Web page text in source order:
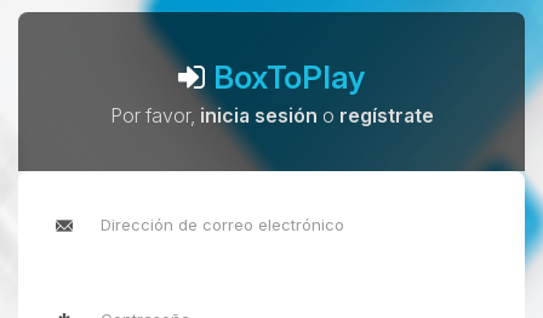
BoxToPlay
Por favor, inicia sesión o regístrate